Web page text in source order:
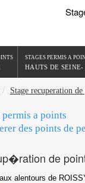
STAGES PERMIS A
HAUTS DE SEINE-
Stage recuperation
permis a points
des points de
de
alentours de